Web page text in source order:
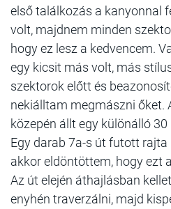
első találkozás a kanyonnal
volt, majdnem minden
hogy ez lesz a kedvencem.
egy kicsit más volt, más
szektorok előtt és
nekiálltam megmászni őket.
közepén állt egy különálló
Egy darab 7a-s út futott
akkor eldöntöttem, hogy ezt
Az út elején áthajlásban
enyhén traverzálni, majd